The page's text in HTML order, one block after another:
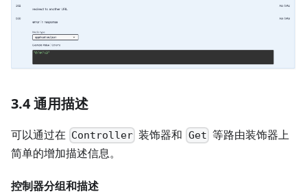
3.4 通用描述
可以通过在 Controller 装饰器和 Get 等路由装饰器上
简单的增加描述信息。
控制器分组和描述